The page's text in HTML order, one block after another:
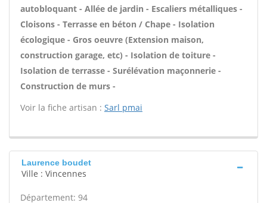
autobloquant - Allée de jardin - Escaliers métalliques -
Cloisons - Terrasse en béton / Chape - Isolation
écologique - Gros oeuvre (Extension maison,
construction garage, etc) - Isolation de toiture -
Isolation de terrasse - Surélévation maçonnerie -
Construction de murs -
Voir la fiche artisan : Sarl pmai
Laurence boudet
Ville : Vincennes
Département: 94